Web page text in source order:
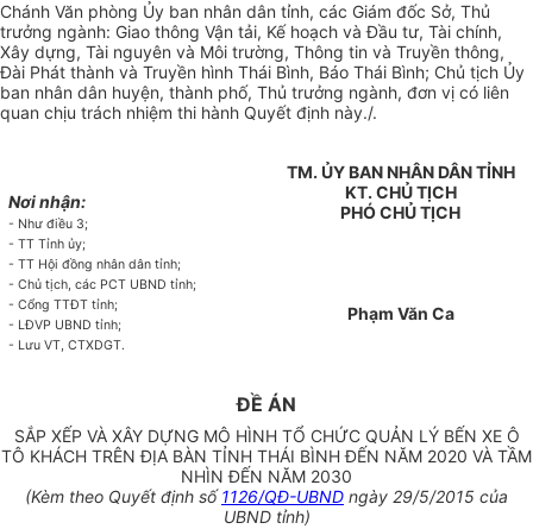
Chánh Văn phòng Ủy ban nhân dân tỉnh, các Giám đốc Sở, Thủ
trưởng ngành: Giao thông Vận tải, Kế hoạch và Đầu tư, Tài chính,
Xây dựng, Tài nguyên và Môi trường, Thông tin và Truyền thông,
Đài Phát thành và Truyền hình Thái Bình, Báo Thái Bình; Chủ tịch Ủy
ban nhân dân huyện, thành phố, Thủ trưởng ngành, đơn vị có liên
quan chịu trách nhiệm thi hành Quyết định này./.
Nơi nhận:
- Như điều 3;
- TT Tỉnh ủy;
- TT Hội đồng nhân dân tỉnh;
- Chủ tịch, các PCT UBND tỉnh;
- Cổng TTĐT tỉnh;
- LĐVP UBND tỉnh;
- Lưu VT, CTXDGT.
TM. ỦY BAN NHÂN DÂN TỈNH
KT. CHỦ TỊCH
PHÓ CHỦ TỊCH
Phạm Văn Ca
ĐỀ ÁN
SẮP XẾP VÀ XÂY DỰNG MÔ HÌNH TỔ CHỨC QUẢN LÝ BẾN XE Ô
TÔ KHÁCH TRÊN ĐỊA BÀN TỈNH THÁI BÌNH ĐẾN NĂM 2020 VÀ TẦM
NHÌN ĐẾN NĂM 2030
(Kèm theo Quyết định số1126/QĐ-UBND ngày 29/5/2015 của
UBND tỉnh)